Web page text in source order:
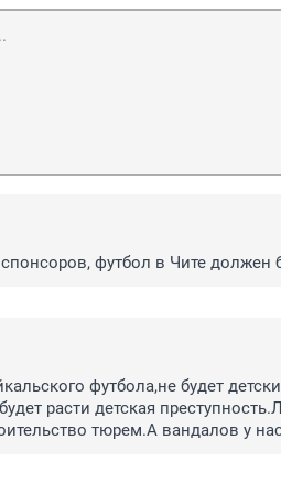
футбол в Чите должен
футбола,не будет
расти детская
тюрем.А вандалов у